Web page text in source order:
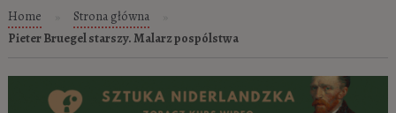
Home Strona główna
Pieter Bruegel starszy. Malarz pospólstwa